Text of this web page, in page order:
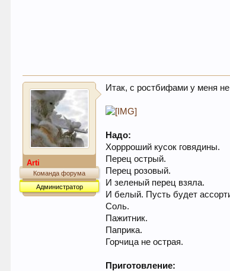
Arti
Команда форума
Администратор
Итак, с ростбифами у меня
Надо:
Хоррроший кусок говядины.
Перец острый.
Перец розовый.
И зеленый перец взяла.
И белый. Пусть будет
Соль.
Пажитник.
Паприка.
Горчица не острая.
Приготовление: